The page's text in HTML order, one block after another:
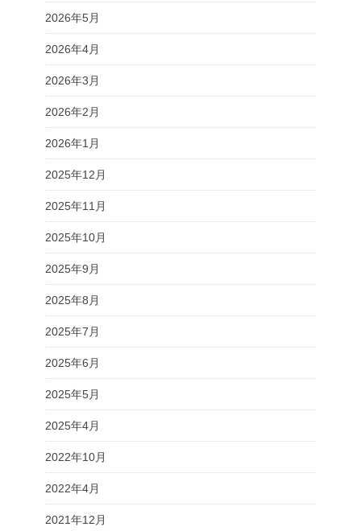
2026年5月
2026年4月
2026年3月
2026年2月
2026年1月
2025年12月
2025年11月
2025年10月
2025年9月
2025年8月
2025年7月
2025年6月
2025年5月
2025年4月
2022年10月
2022年4月
2021年12月